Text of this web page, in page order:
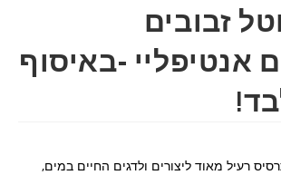
זבובים
אנטיפליי -באיסוף
רעיל מאוד ליצורים ולדגים החיים במים,